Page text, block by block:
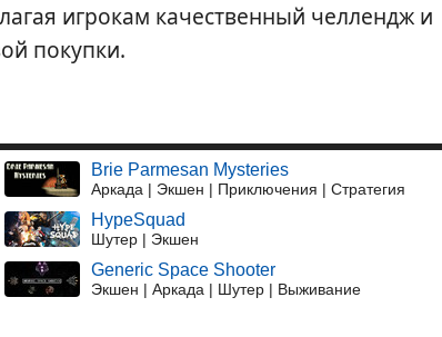
игрокам качественный челлендж и
покупки.
Brie Parmesan Mysteries
Аркада | Экшен | Приключения | Стратегия
HypeSquad
Шутер | Экшен
Generic Space Shooter
Экшен | Аркада | Шутер | Выживание